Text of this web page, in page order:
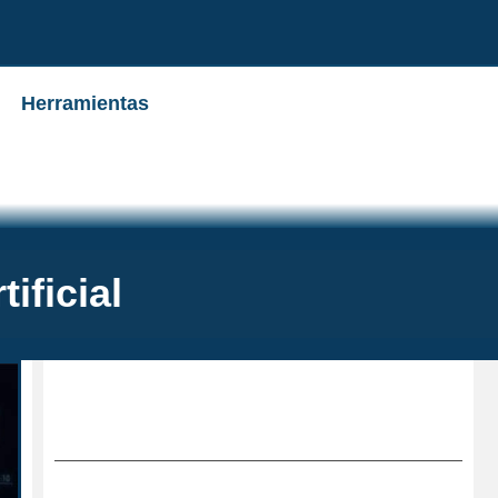
Herramientas